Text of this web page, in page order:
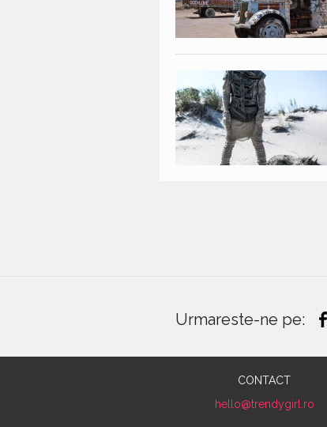
Urmareste-ne pe:
CONTACT